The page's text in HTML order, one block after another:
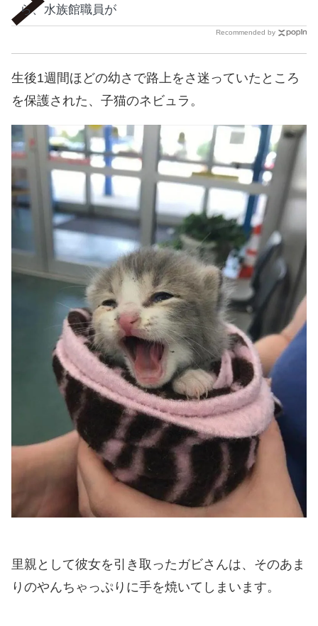
ら、水族館職員が
Recommended by
生後1週間ほどの幼さで路上をさ迷っていたところ
を保護された、子猫のネビュラ。
里親として彼女を引き取ったガビさんは、そのあま
りのやんちゃっぷりに手を焼いてしまいます。